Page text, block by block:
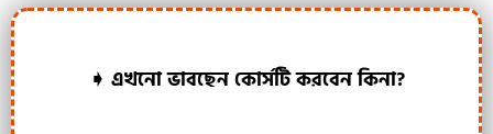
➧ এখনো ভাবছেন কোর্সটি করবেন কিনা?